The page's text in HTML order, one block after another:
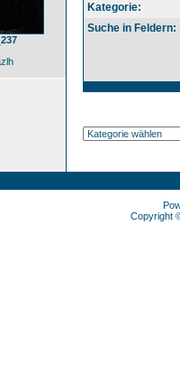
Kategorie:
Suche in Feldern:
Copyright